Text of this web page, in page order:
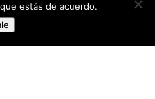
Estudios y Entrenamiento
estás de acuerdo.